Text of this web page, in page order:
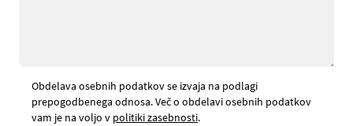
Obdelava osebnih podatkov se izvaja na podlagi
prepogodbenega odnosa. Več o obdelavi osebnih podatkov
vam je na voljo v politiki zasebnosti.